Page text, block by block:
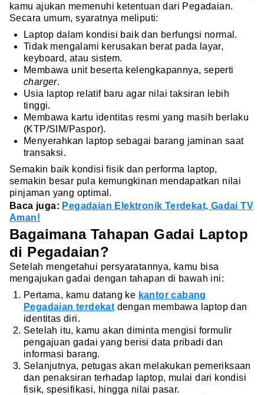
kamu ajukan memenuhi ketentuan dari Pegadaian.
Secara umum, syaratnya meliputi:
Laptop dalam kondisi baik dan berfungsi normal.
Tidak mengalami kerusakan berat pada layar,
keyboard, atau sistem.
Membawa unit beserta kelengkapannya, seperti
charger.
Usia laptop relatif baru agar nilai taksiran lebih
tinggi.
Membawa kartu identitas resmi yang masih berlaku
(KTP/SIM/Paspor).
Menyerahkan laptop sebagai barang jaminan saat
transaksi.
Semakin baik kondisi fisik dan performa laptop,
semakin besar pula kemungkinan mendapatkan nilai
pinjaman yang optimal.
Baca juga: Pegadaian Elektronik Terdekat, Gadai TV
Aman!
Bagaimana Tahapan Gadai Laptop
di Pegadaian?
Setelah mengetahui persyaratannya, kamu bisa
mengajukan gadai dengan tahapan di bawah ini:
Pertama, kamu datang ke kantor cabang
Pegadaian terdekat dengan membawa laptop dan
identitas diri.
Setelah itu, kamu akan diminta mengisi formulir
pengajuan gadai yang berisi data pribadi dan
informasi barang.
Selanjutnya, petugas akan melakukan pemeriksaan
dan penaksiran terhadap laptop, mulai dari kondisi
fisik, spesifikasi, hingga nilai pasar.